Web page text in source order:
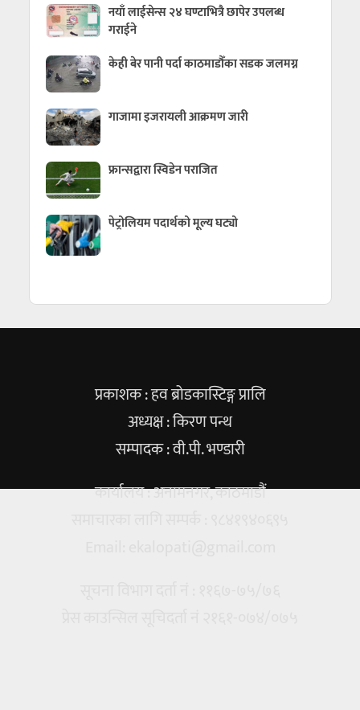
नयाँ लाईसेन्स २४ घण्टाभित्रै छापेर उपलब्ध
गराईने
केही बेर पानी पर्दा काठमाडौँका सडक जलमग्न
गाजामा इजरायली आक्रमण जारी
फ्रान्सद्वारा स्विडेन पराजित
पेट्रोलियम पदार्थको मूल्य घट्यो
प्रकाशक : हव ब्रोडकास्टिङ्ग प्रालि
अध्यक्ष : किरण पन्थ
सम्पादक : वी.पी. भण्डारी
कार्यालय : अनामनगर, काठमाडौं